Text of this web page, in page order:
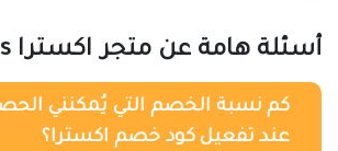
أسئلة هامة عن متجر اكسترا Extra Stores
كم نسبة الخصم التي يُمكنني
عند تفعيل كود خصم اكسترا؟